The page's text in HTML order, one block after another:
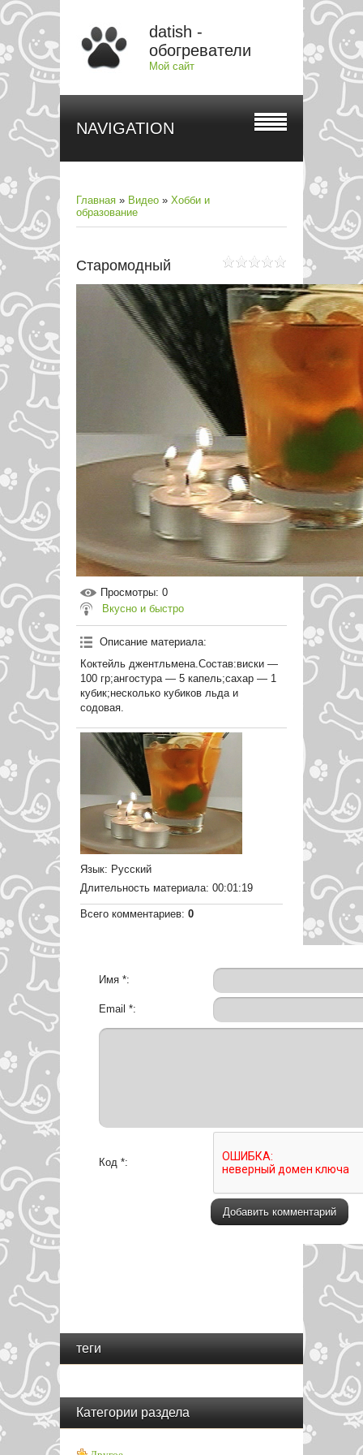
datish -
обогреватели
Мой сайт
NAVIGATION
Главная » Видео » Хобби и
образование
Старомодный
Просмотры: 0
Вкусно и быстро
Описание материала:
Коктейль джентльмена.Состав:виски —
100 гр;ангостура — 5 капель;сахар — 1
кубик;несколько кубиков льда и
содовая.
Язык: Русский
Длительность материала: 00:01:19
Всего комментариев: 0
Имя *:
Email *:
Код *:
теги
Категории раздела